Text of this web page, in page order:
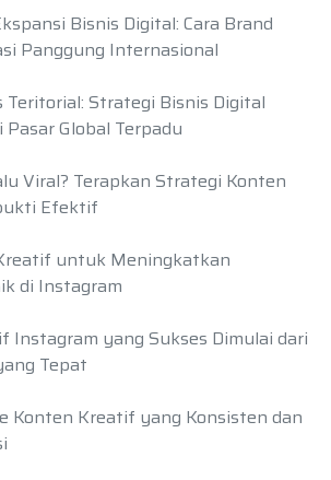
Bisnis Digital: Cara Brand
Panggung Internasional
Strategi Bisnis Digital
Global Terpadu
Viral? Terapkan Strategi Konten
Efektif
untuk Meningkatkan
di Instagram
Instagram yang Sukses Dimulai dari
Tepat
Konten Kreatif yang Konsisten dan